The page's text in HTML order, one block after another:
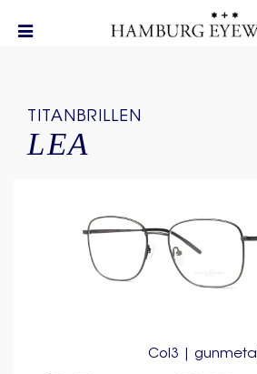
TITANBRILLEN
LEA
Col3 | gunmetal